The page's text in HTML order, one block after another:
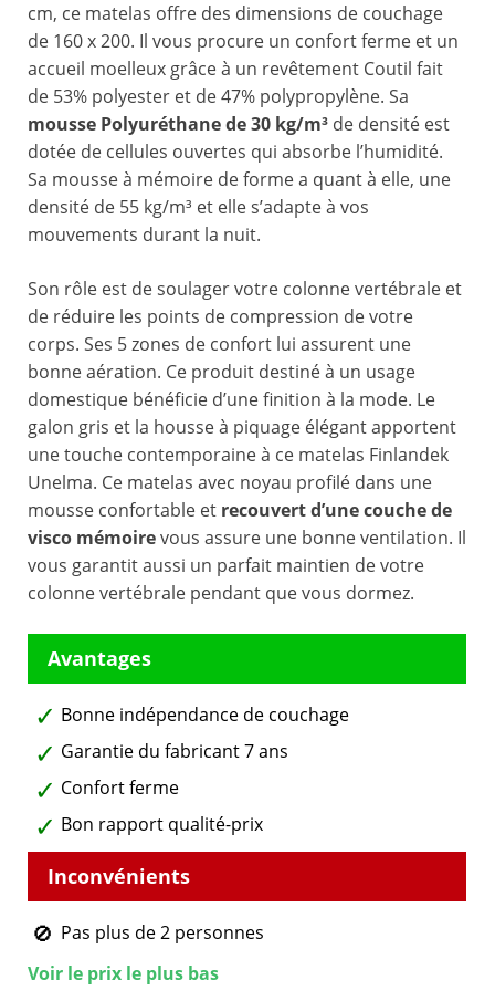
cm, ce matelas offre des dimensions de couchage
de 160 x 200. Il vous procure un confort ferme et un
accueil moelleux grâce à un revêtement Coutil fait
de 53% polyester et de 47% polypropylène. Sa
mousse Polyuréthane de 30 kg/m³ de densité est
dotée de cellules ouvertes qui absorbe l’humidité.
Sa mousse à mémoire de forme a quant à elle, une
densité de 55 kg/m³ et elle s’adapte à vos
mouvements durant la nuit.
Son rôle est de soulager votre colonne vertébrale et
de réduire les points de compression de votre
corps. Ses 5 zones de confort lui assurent une
bonne aération. Ce produit destiné à un usage
domestique bénéficie d’une finition à la mode. Le
galon gris et la housse à piquage élégant apportent
une touche contemporaine à ce matelas Finlandek
Unelma. Ce matelas avec noyau profilé dans une
mousse confortable et recouvert d’une couche de
visco mémoirevous assure une bonne ventilation. Il
vous garantit aussi un parfait maintien de votre
colonne vertébrale pendant que vous dormez.
Bonne indépendance de couchage
Garantie du fabricant 7 ans
Confort ferme
Bon rapport qualité-prix
Pas plus de 2 personnes
Voir le prix le plus bas